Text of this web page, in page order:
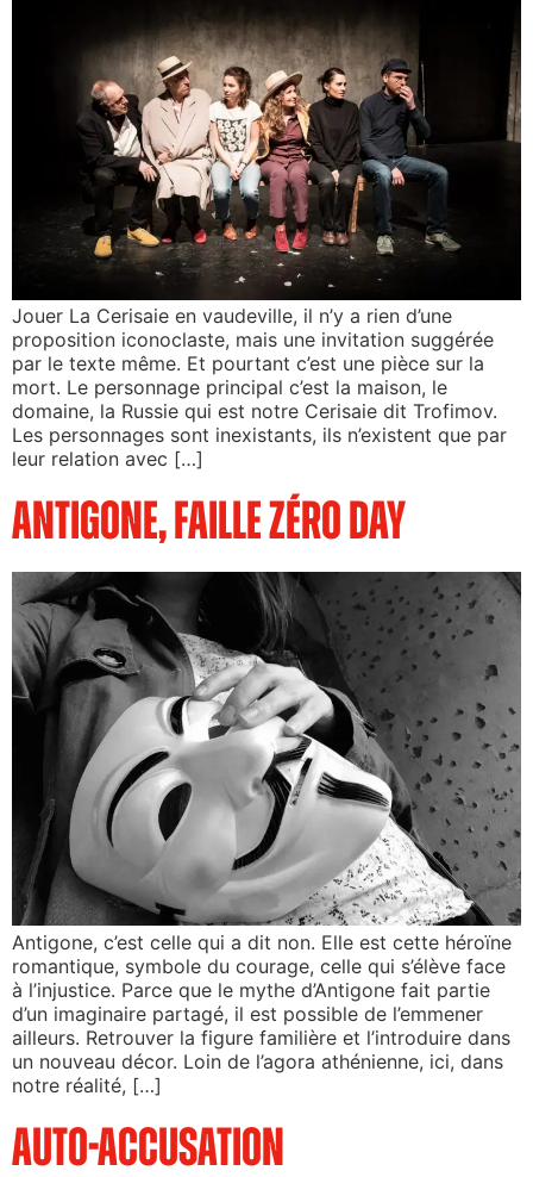
Jouer La Cerisaie en vaudeville, il n’y a rien d’une
proposition iconoclaste, mais une invitation suggérée
par le texte même. Et pourtant c’est une pièce sur la
mort. Le personnage principal c’est la maison, le
domaine, la Russie qui est notre Cerisaie dit Trofimov.
Les personnages sont inexistants, ils n’existent que par
leur relation avec […]
Antigone, Faille Zéro Day
Antigone, c’est celle qui a dit non. Elle est cette héroïne
romantique, symbole du courage, celle qui s’élève face
à l’injustice. Parce que le mythe d’Antigone fait partie
d’un imaginaire partagé, il est possible de l’emmener
ailleurs. Retrouver la figure familière et l’introduire dans
un nouveau décor. Loin de l’agora athénienne, ici, dans
notre réalité, […]
Auto-Accusation